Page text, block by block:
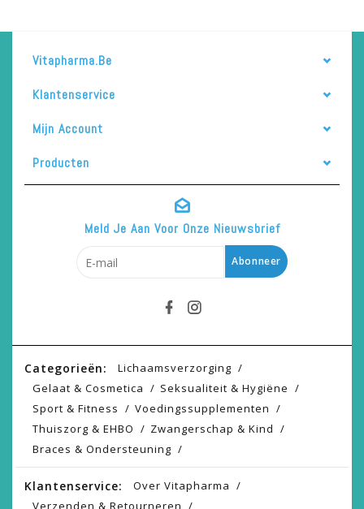
Vitapharma.be
Klantenservice
Mijn Account
Producten
Meld Je Aan Voor Onze Nieuwsbrief
Abonneer
Categorieën:
Lichaamsverzorging
Gelaat & Cosmetica
Seksualiteit & Hygiëne
Sport & Fitness
Voedingssupplementen
Thuiszorg & EHBO
Zwangerschap & Kind
Braces & Ondersteuning
Klantenservice:
Over Vitapharma
Verzenden & Retourneren